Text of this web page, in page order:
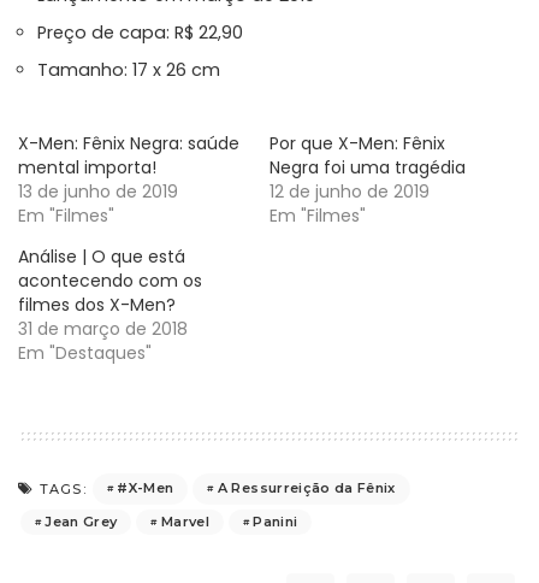
Preço de capa: R$ 22,90
Tamanho: 17 x 26 cm
X-Men: Fênix Negra: saúde
mental importa!
13 de junho de 2019
Em "Filmes"
Por que X-Men: Fênix
Negra foi uma tragédia
12 de junho de 2019
Em "Filmes"
Análise | O que está
acontecendo com os
filmes dos X-Men?
31 de março de 2018
Em "Destaques"
TAGS: #X-Men
A Ressurreição da Fênix
Jean Grey
Marvel Panini